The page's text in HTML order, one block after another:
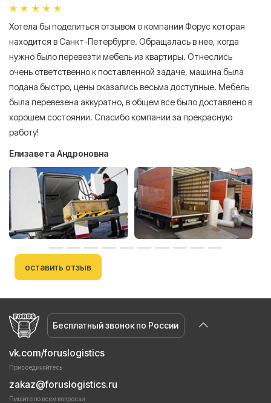
Хотела бы поделиться отзывом о компании Форус которая
находится в Санкт-Петербурге. Обращалась в нее, когда
нужно было перевезти мебель из квартиры. Отнеслись
очень ответственно к поставленной задаче, машина была
подана быстро, цены оказались весьма доступные. Мебель
была перевезена аккуратно, в общем все было доставлено в
хорошем состоянии. Спасибо компании за прекрасную
работу!
Елизавета Андроновна
оставить отзыв
Бесплатный звонок по России
vk.com/foruslogistics
Присоединяйтесь
zakaz@foruslogistics.ru
Пишите по всем вопросаи